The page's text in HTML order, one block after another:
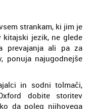
strankam, ki jim je
kitajski jezik, ne glede
prevajanja ali pa za
ponuja najugodnejše
in sodni tolmači,
dobite storitev
da poleg njihovega